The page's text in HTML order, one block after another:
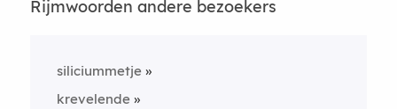
Rijmwoorden andere bezoekers
siliciummetje
krevelende